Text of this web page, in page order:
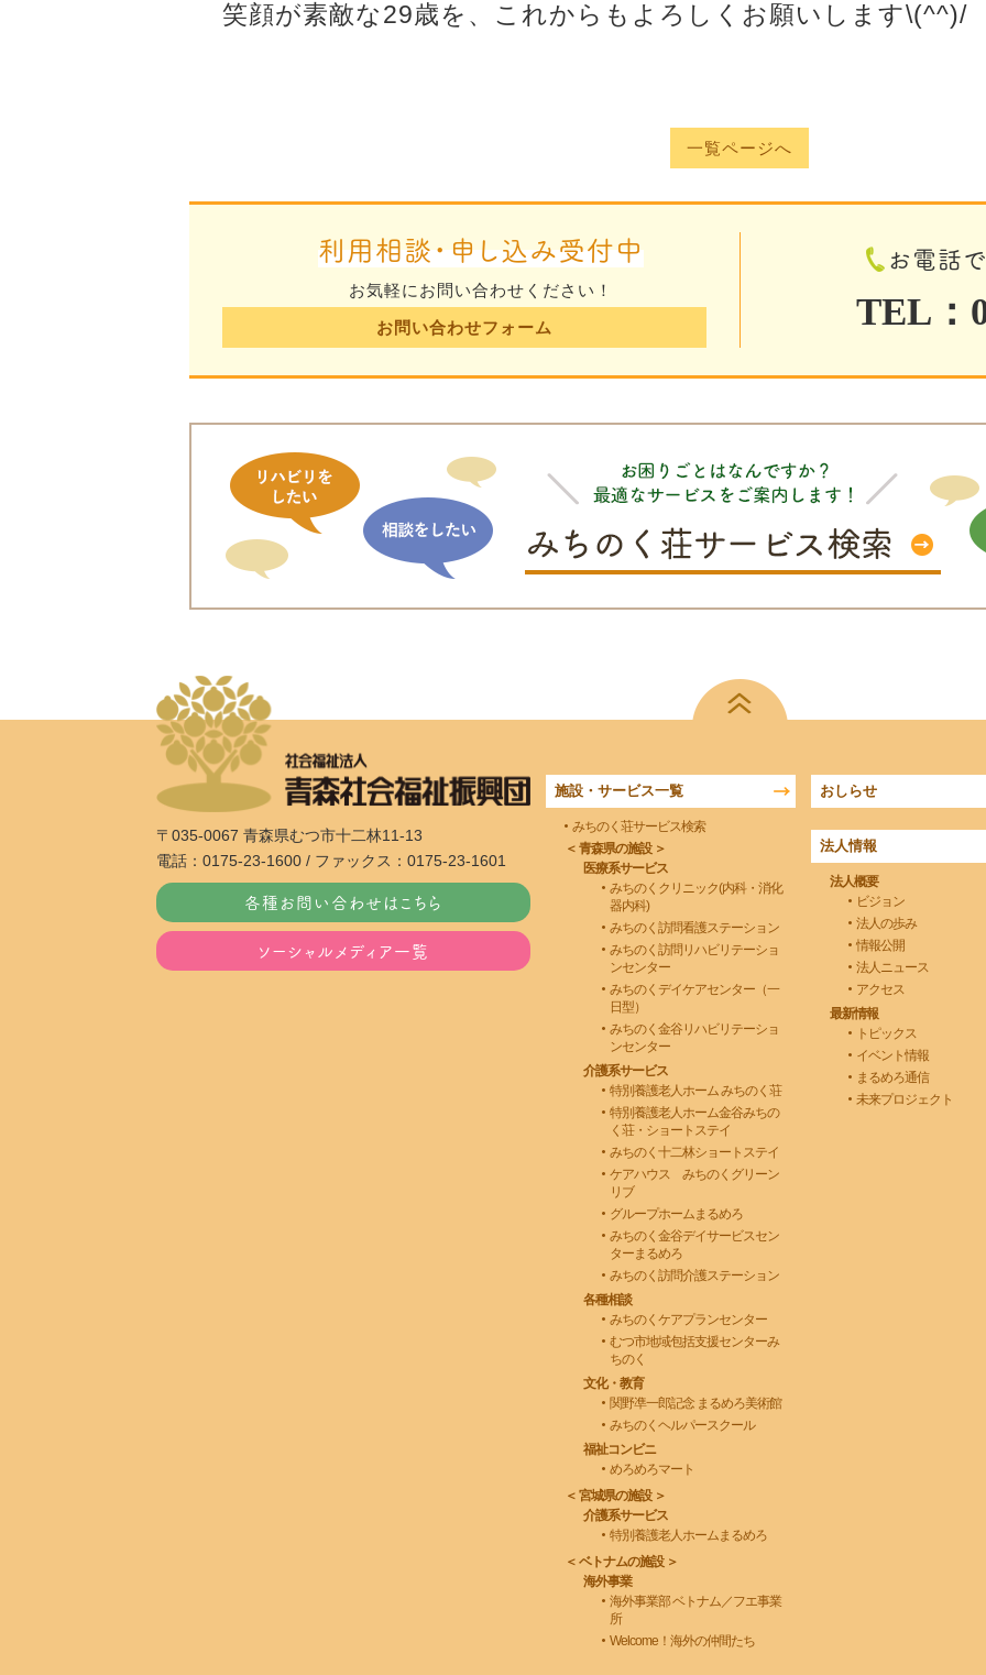
笑顔が素敵な29歳を、これからもよろしくお願いします\(^^)/
一覧ページへ
利用相談・申し込み受付中
お気軽にお問い合わせください！
お問い合わせフォーム
お電話
TEL：
〒035-0067 青森県むつ市十二林11-13
電話：0175-23-1600 / ファックス：0175-23-1601
各種お問い合わせはこちら
ソーシャルメディア一覧
施設・サービス一覧
みちのく荘サービス検索
＜ 青森県の施設 ＞
医療系サービス
みちのくクリニック(内科・消化
器内科)
みちのく訪問看護ステーション
みちのく訪問リハビリテーショ
ンセンター
みちのくデイケアセンター（一
日型）
みちのく金谷リハビリテーショ
ンセンター
介護系サービス
特別養護老人ホーム みちのく荘
特別養護老人ホーム金谷みちの
く荘・ショートステイ
みちのく十二林ショートステイ
ケアハウス みちのくグリーン
リブ
グループホームまるめろ
みちのく金谷デイサービスセン
ターまるめろ
みちのく訪問介護ステーション
各種相談
みちのくケアプランセンター
むつ市地域包括支援センターみ
ちのく
文化・教育
関野凖一郎記念 まるめろ美術館
みちのくヘルパースクール
福祉コンビニ
めろめろマート
＜ 宮城県の施設 ＞
介護系サービス
特別養護老人ホームまるめろ
＜ ベトナムの施設 ＞
海外事業
海外事業部 ベトナム／フエ事業
所
Welcome！海外の仲間たち
おしらせ
法人情報
法人概要
ビジョン
法人の歩み
情報公開
法人ニュース
アクセス
最新情報
トピックス
イベント情報
まるめろ通信
未来プロジェクト